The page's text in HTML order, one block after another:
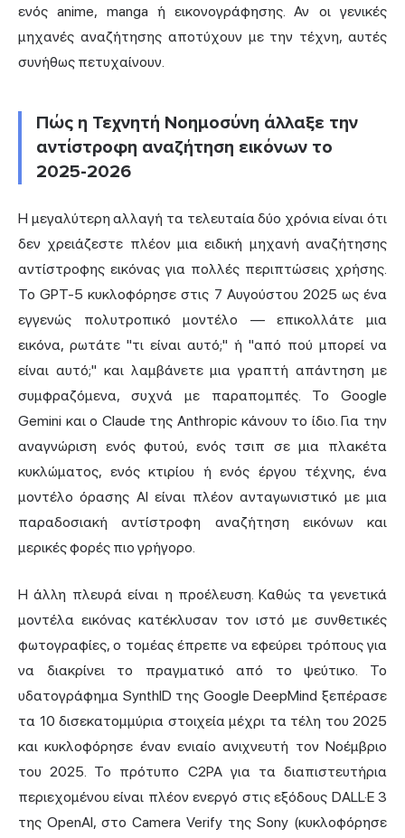
ενός anime, manga ή εικονογράφησης. Αν οι γενικές
μηχανές αναζήτησης αποτύχουν με την τέχνη, αυτές
συνήθως πετυχαίνουν.
Πώς η Τεχνητή Νοημοσύνη άλλαξε την
αντίστροφη αναζήτηση εικόνων το
2025-2026
Η μεγαλύτερη αλλαγή τα τελευταία δύο χρόνια είναι ότι
δεν χρειάζεστε πλέον μια ειδική μηχανή αναζήτησης
αντίστροφης εικόνας για πολλές περιπτώσεις χρήσης.
Το GPT-5 κυκλοφόρησε στις 7 Αυγούστου 2025 ως ένα
εγγενώς πολυτροπικό μοντέλο — επικολλάτε μια
εικόνα, ρωτάτε "τι είναι αυτό;" ή "από πού μπορεί να
είναι αυτό;" και λαμβάνετε μια γραπτή απάντηση με
συμφραζόμενα, συχνά με παραπομπές. Το Google
Gemini και ο Claude της Anthropic κάνουν το ίδιο. Για την
αναγνώριση ενός φυτού, ενός τσιπ σε μια πλακέτα
κυκλώματος, ενός κτιρίου ή ενός έργου τέχνης, ένα
μοντέλο όρασης AI είναι πλέον ανταγωνιστικό με μια
παραδοσιακή αντίστροφη αναζήτηση εικόνων και
μερικές φορές πιο γρήγορο.
Η άλλη πλευρά είναι η προέλευση. Καθώς τα γενετικά
μοντέλα εικόνας κατέκλυσαν τον ιστό με συνθετικές
φωτογραφίες, ο τομέας έπρεπε να εφεύρει τρόπους για
να διακρίνει το πραγματικό από το ψεύτικο. Το
υδατογράφημα SynthID της Google DeepMind ξεπέρασε
τα 10 δισεκατομμύρια στοιχεία μέχρι τα τέλη του 2025
και κυκλοφόρησε έναν ενιαίο ανιχνευτή τον Νοέμβριο
του 2025. Το πρότυπο C2PA για τα διαπιστευτήρια
περιεχομένου είναι πλέον ενεργό στις εξόδους DALL·E 3
της OpenAI, στο Camera Verify της Sony (κυκλοφόρησε